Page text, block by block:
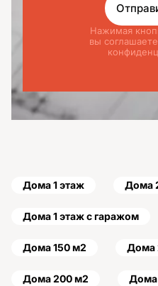
Нажимая
вы
Дома 1 этаж Дома
Дома 1 этаж с гаражом
Дома 150 м2 Дома
Дома 200 м2 Дома